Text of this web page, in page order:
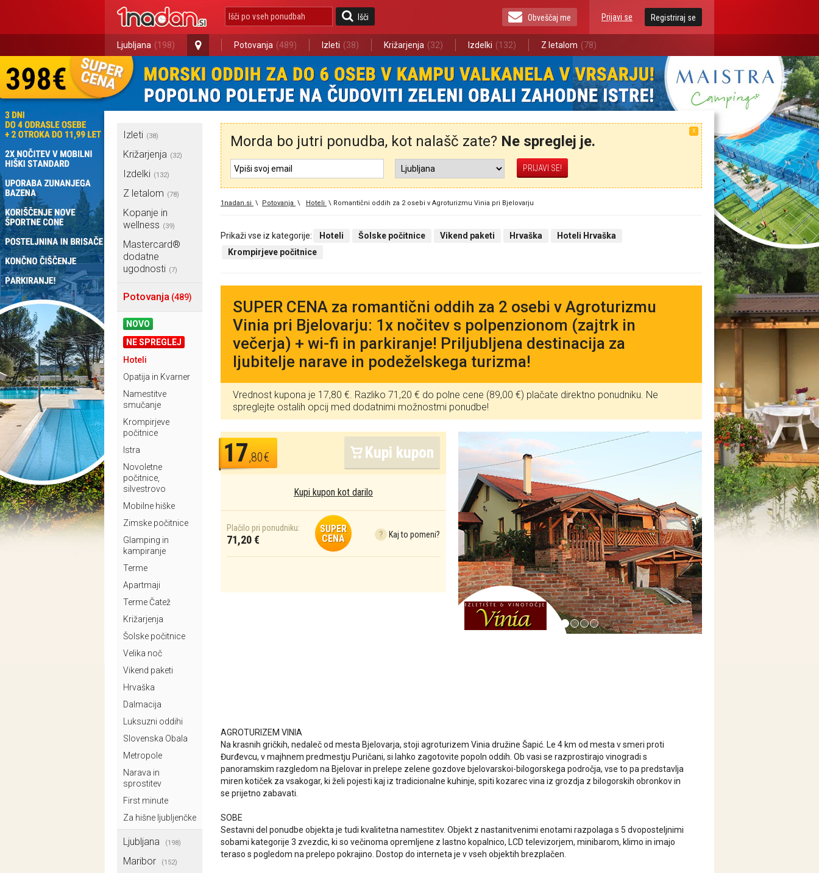
Išči Prijavi se Registriraj se
Obveščaj me
Ljubljana (198) Potovanja (489) Izleti (38) Križarjenja (32) Izdelki (132) Z letalom (78)
Izleti (38)
Križarjenja (32)
Izdelki (132)
Z letalom (78)
Kopanje in
wellness (39)
Mastercard®
dodatne
ugodnosti (7)
Potovanja (489)
NOVO
NE SPREGLEJ
Hoteli
Opatija in Kvarner
Namestitve
smučanje
Krompirjeve
počitnice
Istra
Novoletne
počitnice,
silvestrovo
Mobilne hiške
Zimske počitnice
Glamping in
kampiranje
Terme
Apartmaji
Terme Čatež
Križarjenja
Šolske počitnice
Velika noč
Vikend paketi
Hrvaška
Dalmacija
Luksuzni oddihi
Slovenska Obala
Metropole
Narava in
sprostitev
First minute
Za hišne ljubljenčke
Ljubljana (198)
Maribor (152)
X
Morda bo jutri ponudba, kot nalašč zate? Ne spreglej je.
1nadan.si \ Potovanja \ Hoteli \ Romantični oddih za 2 osebi v Agroturizmu Vinia pri Bjelovarju
Prikaži vse iz kategorije: Hoteli Šolske počitnice Vikend paketi Hrvaška
Hoteli Hrvaška
Krompirjeve počitnice
SUPER CENA za romantični oddih za 2 osebi v Agroturizmu
Vinia pri Bjelovarju: 1x nočitev s polpenzionom (zajtrk in
večerja) + wi-fi in parkiranje! Priljubljena destinacija za
ljubitelje narave in podeželskega turizma!
Vrednost kupona je 17,80 €. Razliko 71,20 € do polne cene (89,00 €) plačate direktno ponudniku. Ne
spreglejte ostalih opcij med dodatnimi možnostmi ponudbe!
17,80€ Kupi kupon
Kupi kupon kot darilo
? Kaj to pomeni?
Plačilo pri ponudniku:
71,20 €
SUPER
CENA
AGROTURIZEM VINIA
Na krasnih gričkih, nedaleč od mesta Bjelovarja, stoji agroturizem Vinia družine Šapić. Le 4 km od mesta v smeri proti
Đurđevcu, v majhnem predmestju Puričani, si lahko zagotovite popoln oddih. Ob vasi se razprostirajo vinogradi s
panoramskim razgledom na Bjelovar in prelepe zelene gozdove bjelovarskoi-bilogorskega področja, vse to pa predstavlja
miren kotiček za vsakogar, ki želi pojesti kaj iz tradicionalne kuhinje, spiti kozarec vina iz grozdja z bilogorskih obronkov in
se prijetno zabavati.
SOBE
Sestavni del ponudbe objekta je tudi kvalitetna namestitev. Objekt z nastanitvenimi enotami razpolaga s 5 dvoposteljnimi
sobami kategorije 3 zvezdic, ki so večinoma opremljene z lastno kopalnico, LCD televizorjem, minibarom, klimo in imajo
teraso s pogledom na prelepo pokrajino. Dostop do interneta je v vseh objektih brezplačen.